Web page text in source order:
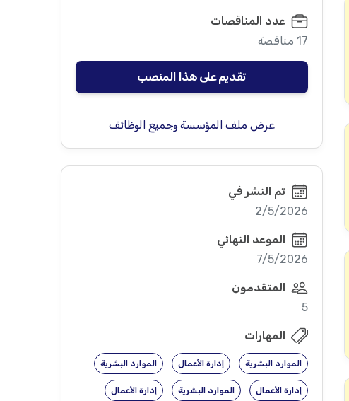
عدد المناقصات
17 مناقصة
تقديم على هذا المنصب
عرض ملف المؤسسة وجميع الوظائف
تم النشر في
2/5/2026
الموعد النهائي
7/5/2026
المتقدمون
5
المهارات
الموارد البشرية إدارة الأعمال الموارد البشرية
إدارة الأعمال الموارد البشرية إدارة الأعمال